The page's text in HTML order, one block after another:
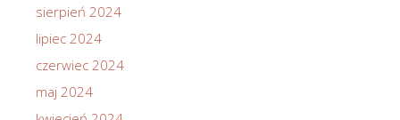
sierpień 2024
lipiec 2024
czerwiec 2024
maj 2024